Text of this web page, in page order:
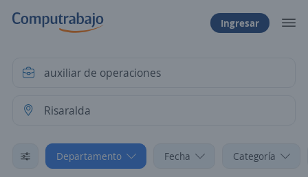
Ingresar
Departamento Fecha Categoría